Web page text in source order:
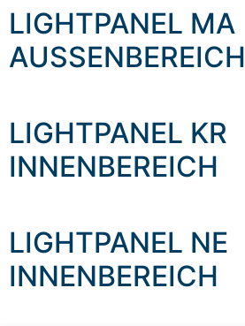
content
LIGHTPANEL MA
AUSSENBEREICH
LIGHTPANEL KR
INNENBEREICH
LIGHTPANEL NE
INNENBEREICH